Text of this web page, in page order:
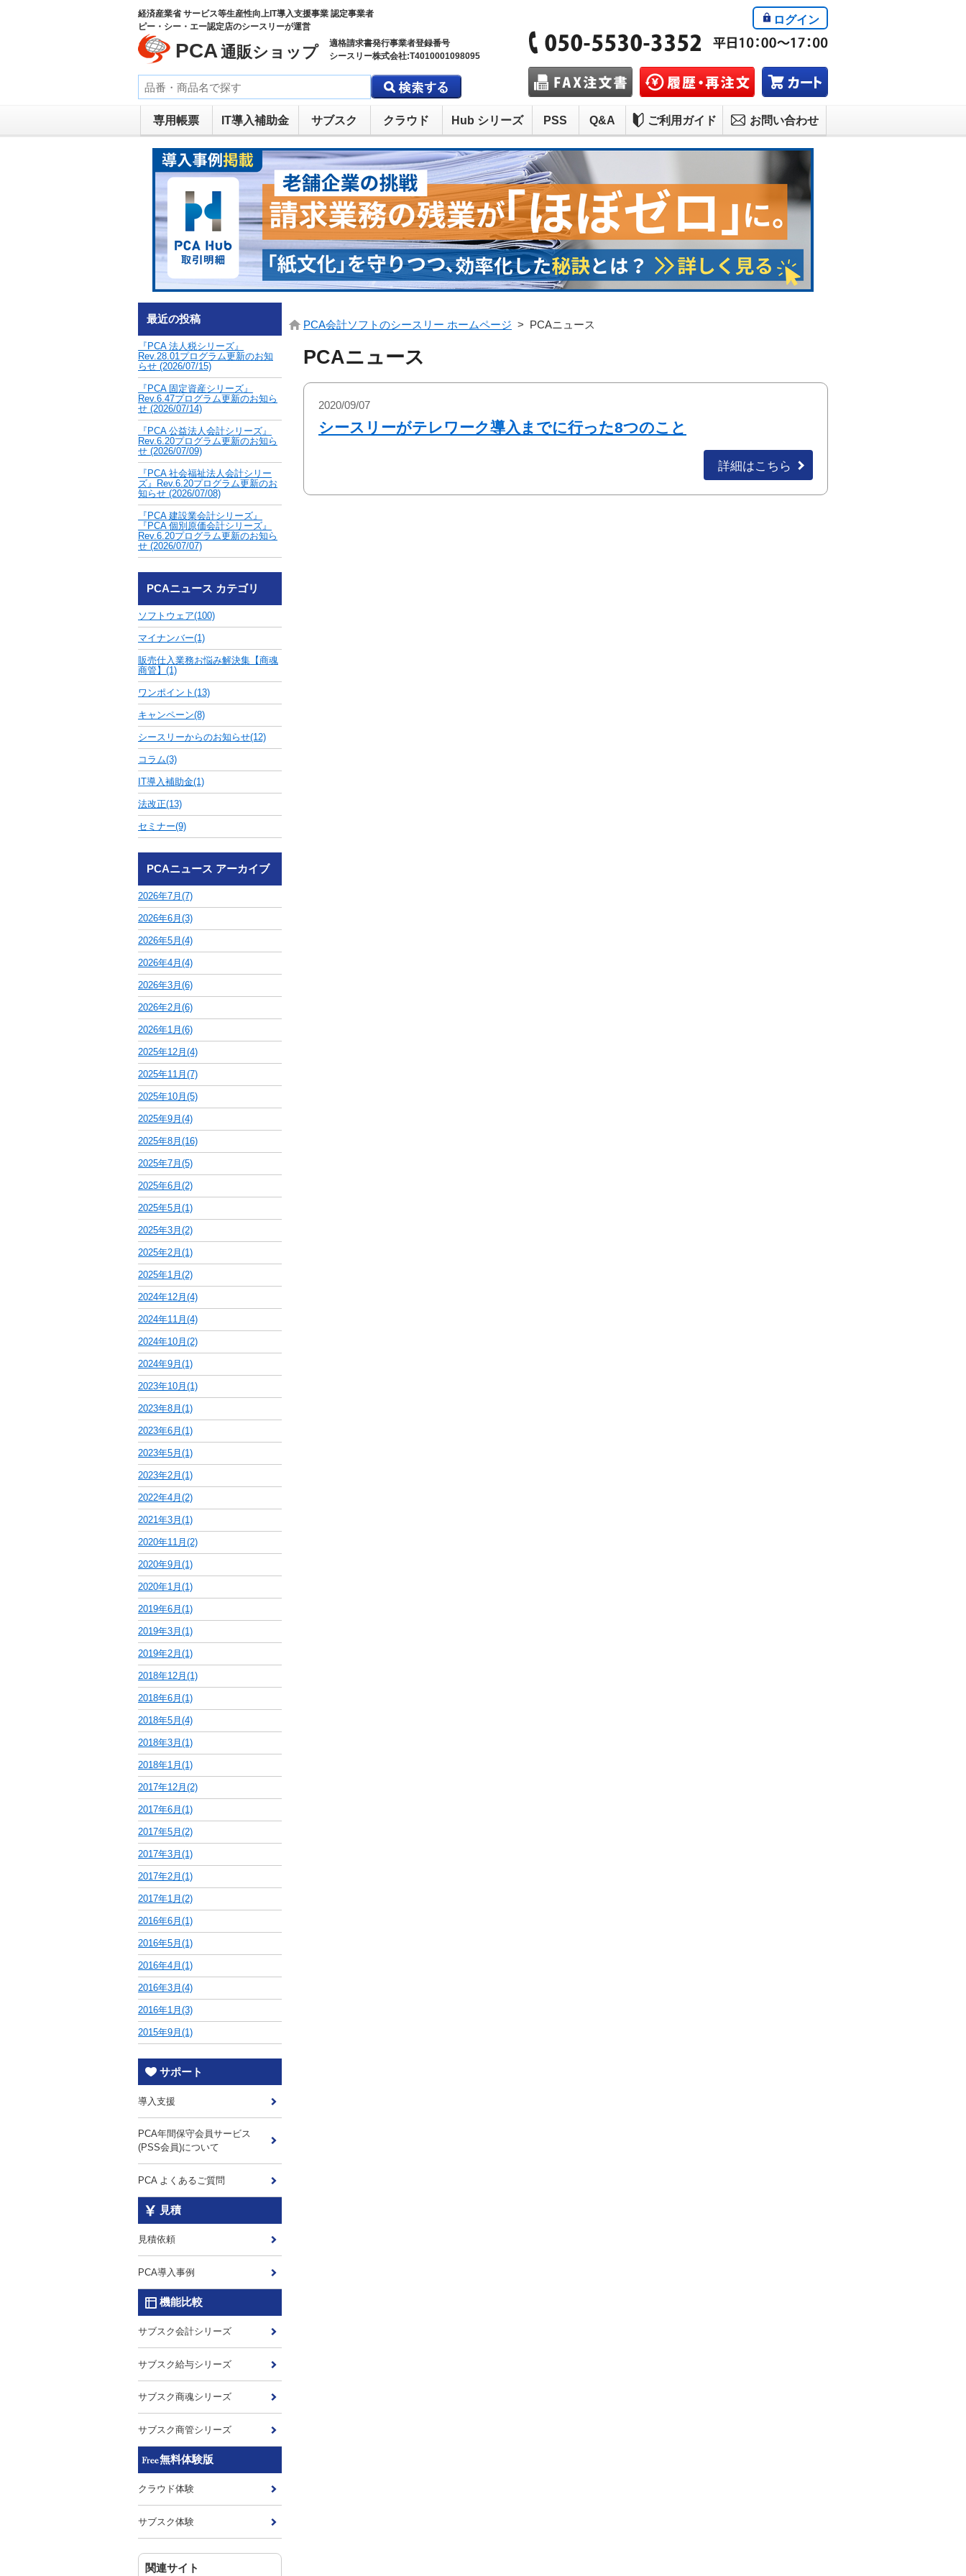
経済産業省 サービス等生産性向上IT導入支援事業 認定事業者
ピー・シー・エー認定店のシースリーが運営
PCA 通販ショップ
適格請求書発行事業者登録番号
シースリー株式会社:T4010001098095
ログイン
専用帳票 IT導入補助金 サブスク クラウド Hub シリーズ PSS Q&A ご利用ガイド お問い合わせ
最近の投稿
『PCA 法人税シリーズ』
Rev.28.01プログラム更新のお知
らせ (2026/07/15)
『PCA 固定資産シリーズ』
Rev.6.47プログラム更新のお知ら
せ (2026/07/14)
『PCA 公益法人会計シリーズ』
Rev.6.20プログラム更新のお知ら
せ (2026/07/09)
『PCA 社会福祉法人会計シリー
ズ』Rev.6.20プログラム更新のお
知らせ (2026/07/08)
『PCA 建設業会計シリーズ』
『PCA 個別原価会計シリーズ』
Rev.6.20プログラム更新のお知ら
せ (2026/07/07)
PCAニュース カテゴリ
ソフトウェア(100)
マイナンバー(1)
販売仕入業務お悩み解決集【商魂
商管】(1)
ワンポイント(13)
キャンペーン(8)
シースリーからのお知らせ(12)
コラム(3)
IT導入補助金(1)
法改正(13)
セミナー(9)
PCAニュース アーカイブ
2026年7月(7)
2026年6月(3)
2026年5月(4)
2026年4月(4)
2026年3月(6)
2026年2月(6)
2026年1月(6)
2025年12月(4)
2025年11月(7)
2025年10月(5)
2025年9月(4)
2025年8月(16)
2025年7月(5)
2025年6月(2)
2025年5月(1)
2025年3月(2)
2025年2月(1)
2025年1月(2)
2024年12月(4)
2024年11月(4)
2024年10月(2)
2024年9月(1)
2023年10月(1)
2023年8月(1)
2023年6月(1)
2023年5月(1)
2023年2月(1)
2022年4月(2)
2021年3月(1)
2020年11月(2)
2020年9月(1)
2020年1月(1)
2019年6月(1)
2019年3月(1)
2019年2月(1)
2018年12月(1)
2018年6月(1)
2018年5月(4)
2018年3月(1)
2018年1月(1)
2017年12月(2)
2017年6月(1)
2017年5月(2)
2017年3月(1)
2017年2月(1)
2017年1月(2)
2016年6月(1)
2016年5月(1)
2016年4月(1)
2016年3月(4)
2016年1月(3)
2015年9月(1)
サポート
導入支援
PCA年間保守会員サービス
(PSS会員)について
PCA よくあるご質問
見積
見積依頼
PCA導入事例
機能比較
サブスク会計シリーズ
サブスク給与シリーズ
サブスク商魂シリーズ
サブスク商管シリーズ
無料体験版
クラウド体験
サブスク体験
関連サイト
PCA会計ソフトのシースリー ホームページ > PCAニュース
PCAニュース
2020/09/07
シースリーがテレワーク導入までに行った8つのこと
詳細はこちら